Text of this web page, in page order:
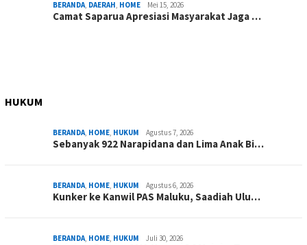
BERANDA DAERAH HOME Mei 15, 2026
Camat Saparua Apresiasi Masyarakat Jaga …
HUKUM
BERANDA HOME HUKUM Agustus 7, 2026
Sebanyak 922 Narapidana dan Lima Anak Bi…
BERANDA HOME HUKUM Agustus 6, 2026
Kunker ke Kanwil PAS Maluku, Saadiah Ulu…
BERANDA HOME HUKUM Juli 30, 2026